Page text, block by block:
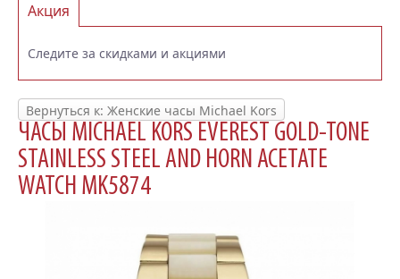
Акция
Следите за скидками и акциями
Вернуться к: Женские часы Michael Kors
ЧАСЫ MICHAEL KORS EVEREST GOLD-TONE
STAINLESS STEEL AND HORN ACETATE
WATCH MK5874